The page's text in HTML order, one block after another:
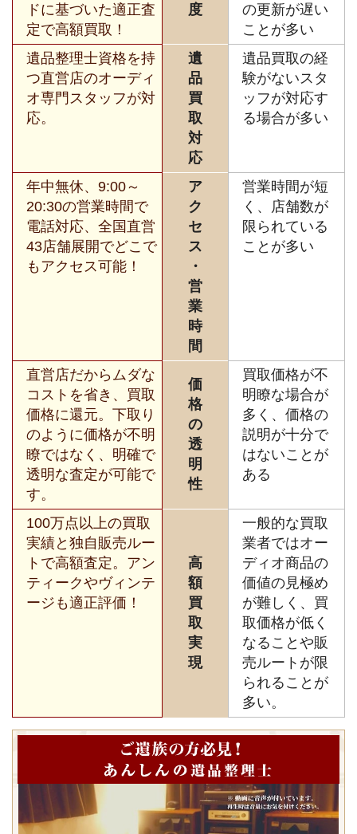
ドに基づいた適正査
定で高額買取！
度
の更新が遅い
ことが多い
遺品整理士資格を持
つ直営店のオーディ
オ専門スタッフが対
応。
遺
品
買
取
対
応
遺品買取の経
験がないスタ
ッフが対応す
る場合が多い
年中無休、9:00～
20:30の営業時間で
電話対応、全国直営
43店舗展開でどこで
もアクセス可能！
ア
ク
セ
ス
・
営
業
時
間
営業時間が短
く、店舗数が
限られている
ことが多い
直営店だからムダな
コストを省き、買取
価格に還元。下取り
のように価格が不明
瞭ではなく、明確で
透明な査定が可能で
す。
価
格
の
透
明
性
買取価格が不
明瞭な場合が
多く、価格の
説明が十分で
はないことが
ある
100万点以上の買取
実績と独自販売ルー
トで高額査定。アン
ティークやヴィンテ
ージも適正評価！
高
額
買
取
実
現
一般的な買取
業者ではオー
ディオ商品の
価値の見極め
が難しく、買
取価格が低く
なることや販
売ルートが限
られることが
多い。